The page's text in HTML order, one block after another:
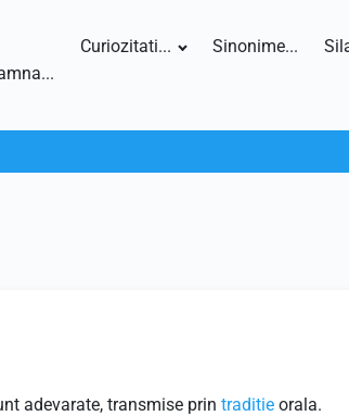
Curiozitati... Sinonime...
adevarate, transmise prin traditie orala.